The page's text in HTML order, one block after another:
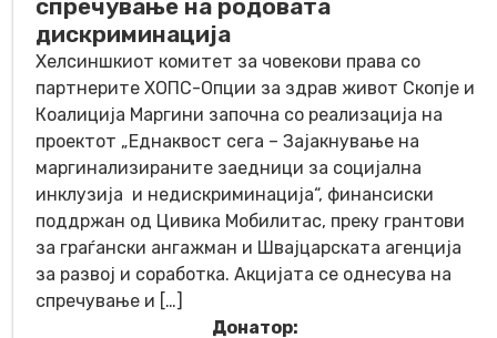
спречување на родовата
дискриминација
Хелсиншкиот комитет за човекови права со
партнерите ХОПС-Опции за здрав живот Скопје и
Коалиција Маргини започна со реализација на
проектот „Еднаквост сега – Зајакнување на
маргинализираните заедници за социјална
инклузија и недискриминација“, финансиски
поддржан од Цивика Мобилитас, преку грантови
за граѓански ангажман и Швајцарската агенција
за развој и соработка. Акцијата се однесува на
спречување и […]
Донатор: